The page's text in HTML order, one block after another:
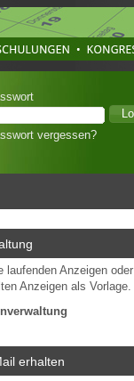
vergessen?
laufenden Anzeigen oder
Anzeigen als Vorlage.
erhalten